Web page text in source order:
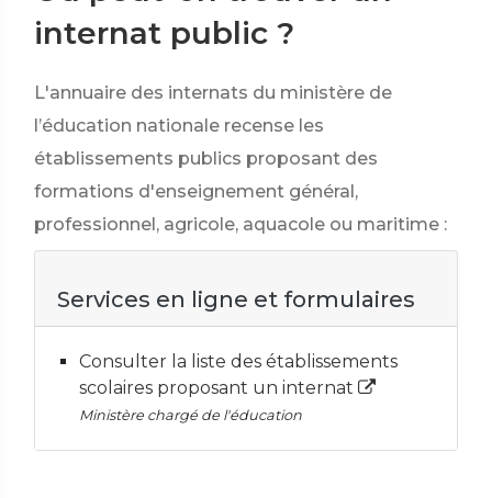
internat public ?
L'annuaire des internats du ministère de
l’éducation nationale recense les
établissements publics proposant des
formations d'enseignement général,
professionnel, agricole, aquacole ou maritime :
Services en ligne et formulaires
Consulter la liste des établissements
scolaires proposant un internat
Ministère chargé de l'éducation